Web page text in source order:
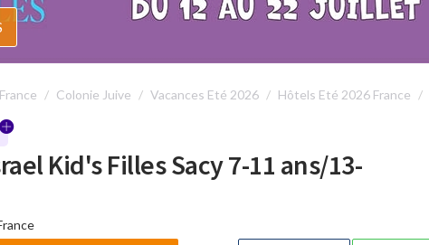
France Colonie Juive Vacances Eté 2026 Hôtels Eté 2026 France
Kid's Filles Sacy 7-11 ans/13-